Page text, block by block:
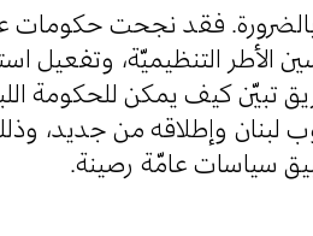
بالضرورة. فقد نجحت حكومات
الأطر التنظيميّة، وتفعيل
تبيّن كيف يمكن للحكومة
لبنان وإطلاقه من جديد،
سياسات عامّة رصينة.